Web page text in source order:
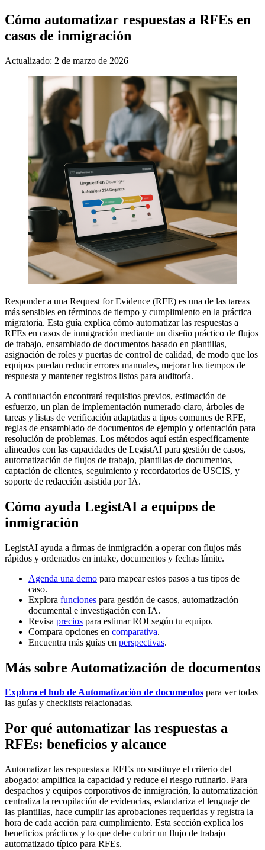
Cómo automatizar respuestas a RFEs en
casos de inmigración
Actualizado: 2 de marzo de 2026
Responder a una Request for Evidence (RFE) es una de las tareas
más sensibles en términos de tiempo y cumplimiento en la práctica
migratoria. Esta guía explica cómo automatizar las respuestas a
RFEs en casos de inmigración mediante un diseño práctico de flujos
de trabajo, ensamblado de documentos basado en plantillas,
asignación de roles y puertas de control de calidad, de modo que los
equipos puedan reducir errores manuales, mejorar los tiempos de
respuesta y mantener registros listos para auditoría.
A continuación encontrará requisitos previos, estimación de
esfuerzo, un plan de implementación numerado claro, árboles de
tareas y listas de verificación adaptadas a tipos comunes de RFE,
reglas de ensamblado de documentos de ejemplo y orientación para
resolución de problemas. Los métodos aquí están específicamente
alineados con las capacidades de LegistAI para gestión de casos,
automatización de flujos de trabajo, plantillas de documentos,
captación de clientes, seguimiento y recordatorios de USCIS, y
soporte de redacción asistida por IA.
Cómo ayuda LegistAI a equipos de
inmigración
LegistAI ayuda a firmas de inmigración a operar con flujos más
rápidos y ordenados en intake, documentos y fechas límite.
Agenda una demo para mapear estos pasos a tus tipos de
caso.
Explora funciones para gestión de casos, automatización
documental e investigación con IA.
Revisa precios para estimar ROI según tu equipo.
Compara opciones en comparativa.
Encuentra más guías en perspectivas.
Más sobre Automatización de documentos
Explora el hub de Automatización de documentos para ver todas
las guías y checklists relacionadas.
Por qué automatizar las respuestas a
RFEs: beneficios y alcance
Automatizar las respuestas a RFEs no sustituye el criterio del
abogado; amplifica la capacidad y reduce el riesgo rutinario. Para
despachos y equipos corporativos de inmigración, la automatización
centraliza la recopilación de evidencias, estandariza el lenguaje de
las plantillas, hace cumplir las aprobaciones requeridas y registra la
hora de cada acción para cumplimiento. Esta sección explica los
beneficios prácticos y lo que debe cubrir un flujo de trabajo
automatizado típico para RFEs.